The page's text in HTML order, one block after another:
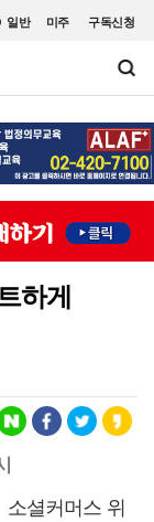
미주 구독신청
일반
하게
소셜커머스 위